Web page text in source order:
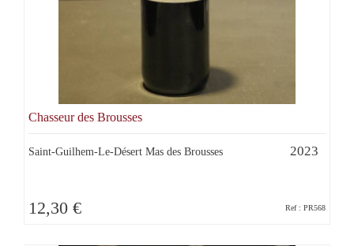
Chasseur des Brousses
Saint-Guilhem-Le-Désert Mas des Brousses 2023
12,30 € Ref : PR568